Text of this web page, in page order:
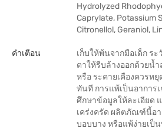
Hydrolyzed
Caprylate, Potassium
Citronellol, Geraniol,
คำเตือน
เก็บให้พ้นจากมือเด็ก ระ
ตาให้รีบล้างออกด้วยน้
หรือ ระคายเคืองควรห
ทันที การแพ้เป็นอาการ
ศึกษาข้อมูลให้ละเอียด
เคร่งครัด ผลิตภัณฑ์นี้อา
บอบบาง หรือแพ้ง่ายเป็